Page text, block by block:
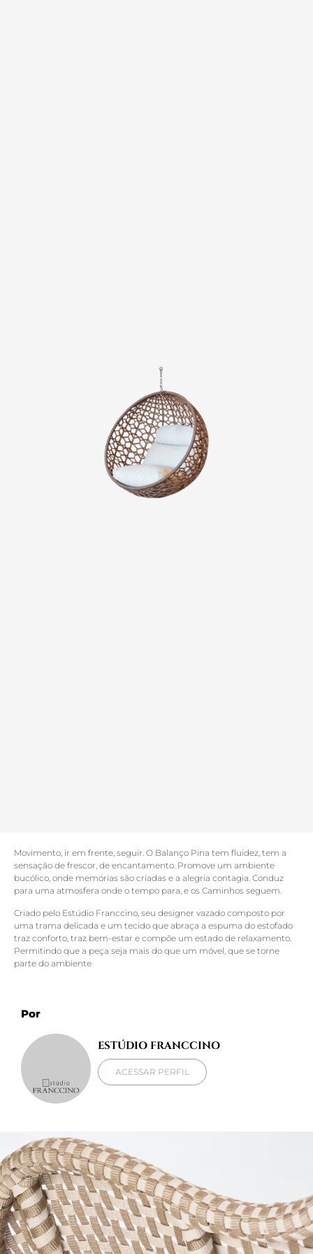
Movimento, ir em frente, seguir. O Balanço Pina tem fluidez, tem a
sensação de frescor, de encantamento. Promove um ambiente
bucólico, onde memórias são criadas e a alegria contagia. Conduz
para uma atmosfera onde o tempo para, e os Caminhos seguem.
Criado pelo Estúdio Franccino, seu designer vazado composto por
uma trama delicada e um tecido que abraça a espuma do estofado
traz conforto, traz bem-estar e compõe um estado de relaxamento.
Permitindo que a peça seja mais do que um móvel, que se torne
parte do ambiente
Por
ESTÚDIO FRANCCINO
ACESSAR PERFIL